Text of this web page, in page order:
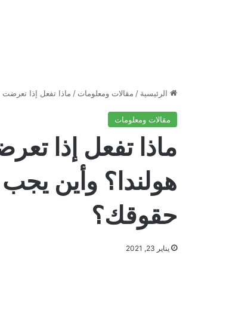
الرئيسية / مقالات ومعلومات / ماذا تفعل إذا
مقالات ومعلومات
ماذا تفعل إذا
هولندا؟ وأين
حقوقك؟
يناير 23, 2021